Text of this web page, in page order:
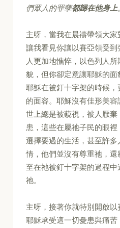
們眾人的罪孽都歸在他身上。
主呀，當我在晨禱帶領大
讓我看見你讓以賽亞領受
人更加地憔悴，以色列人
貌，但你卻定意讓耶穌的
耶穌在被釘十字架的時候
的面容。耶穌沒有佳形美
世上總是被藐視，被人厭
患，這些在屬祂子民的眼
選擇要過的生活，甚至許
情，他們並沒有尊重祂，
至在祂被釘十字架的過程
祂。
主呀，接著你就特別開啟
耶穌承受這一切憂患與痛